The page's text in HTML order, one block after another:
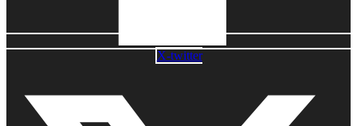
X-twitter